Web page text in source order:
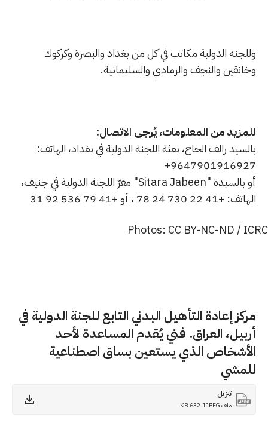
وللجنة الدولية مكاتب في كل من بغداد والبصرة وكركوك
وخانقين والنجف والرمادي والسليمانية.
للمزيد من المعلومات، يُرجى الاتصال:
بالسيد رالف الحاج، بعثة اللجنة الدولية في بغداد، الهاتف:
9647901916927+
أو بالسيدة "Sitara Jabeen" مقرّ اللجنة الدولية في جنيف،
الهاتف: +41 22 730 24 78 ، أو +41 79 536 92 31
مركز إعادة التأهيل البدني التابع للجنة الدولية في
أربيل، العراق. فني يُقدم المساعدة لأحد
الأشخاص الذي يستعين بساق اصطناعية
للمشي
تنزيل
ملف JPEG 632.1 KB